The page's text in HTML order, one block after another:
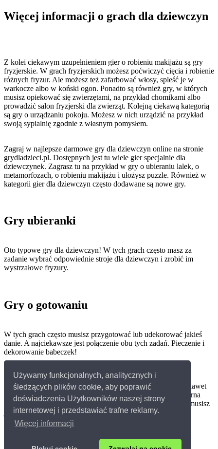
Używamy funkcjonalnych, analitycznych i
śledzących plików cookie, aby poprawić
doświadczenia Użytkowników naszej strony
internetowej i przedstawiać trafne reklamy.
Więcej informacji
Więcej informacji o grach dla dziewczyn
Z kolei ciekawym uzupełnieniem gier o robieniu makijażu są gry
fryzjerskie. W grach fryzjerskich możesz poćwiczyć cięcia i robienie
różnych fryzur. Ale możesz też zafarbować włosy, spleść je w
warkocze albo w koński ogon. Ponadto są również gry, w których
musisz opiekować się zwierzętami, na przykład chomikami albo
prowadzić salon fryzjerski dla zwierząt. Kolejną ciekawą kategorią
są gry o urządzaniu pokoju. Możesz w nich urządzić na przykład
swoją sypialnię zgodnie z własnym pomysłem.
Zagraj w najlepsze darmowe gry dla dziewczyn online na stronie
grydladzieci.pl. Dostępnych jest tu wiele gier specjalnie dla
dziewczynek. Zagrasz tu na przykład w gry o ubieraniu lalek, o
metamorfozach, o robieniu makijażu i ułożysz puzzle. Również w
kategorii gier dla dziewczyn często dodawane są nowe gry.
Gry ubieranki
Oto typowe gry dla dziewczyn! W tych grach często masz za
zadanie wybrać odpowiednie stroje dla dziewczyn i zrobić im
wystrzałowe fryzury.
Gry o gotowaniu
W tych grach często musisz przygotować lub udekorować jakieś
danie. A najciekawsze jest połączenie obu tych zadań. Pieczenie i
dekorowanie babeczek!
Mamy również gry o urządzaniu pokoju.
Są to gry, w których musisz urządzić jakiś pokój, a czasami nawet
cały dom. Gry w obsługę klientów to również bardzo popularna
kategoria gier. W tych grach często pracujesz w restauracji i musisz
jak najlepiej i jak najszybciej obsłużyć głodnych gości!
© 2026 Grydladzieci.pl
Kontakt